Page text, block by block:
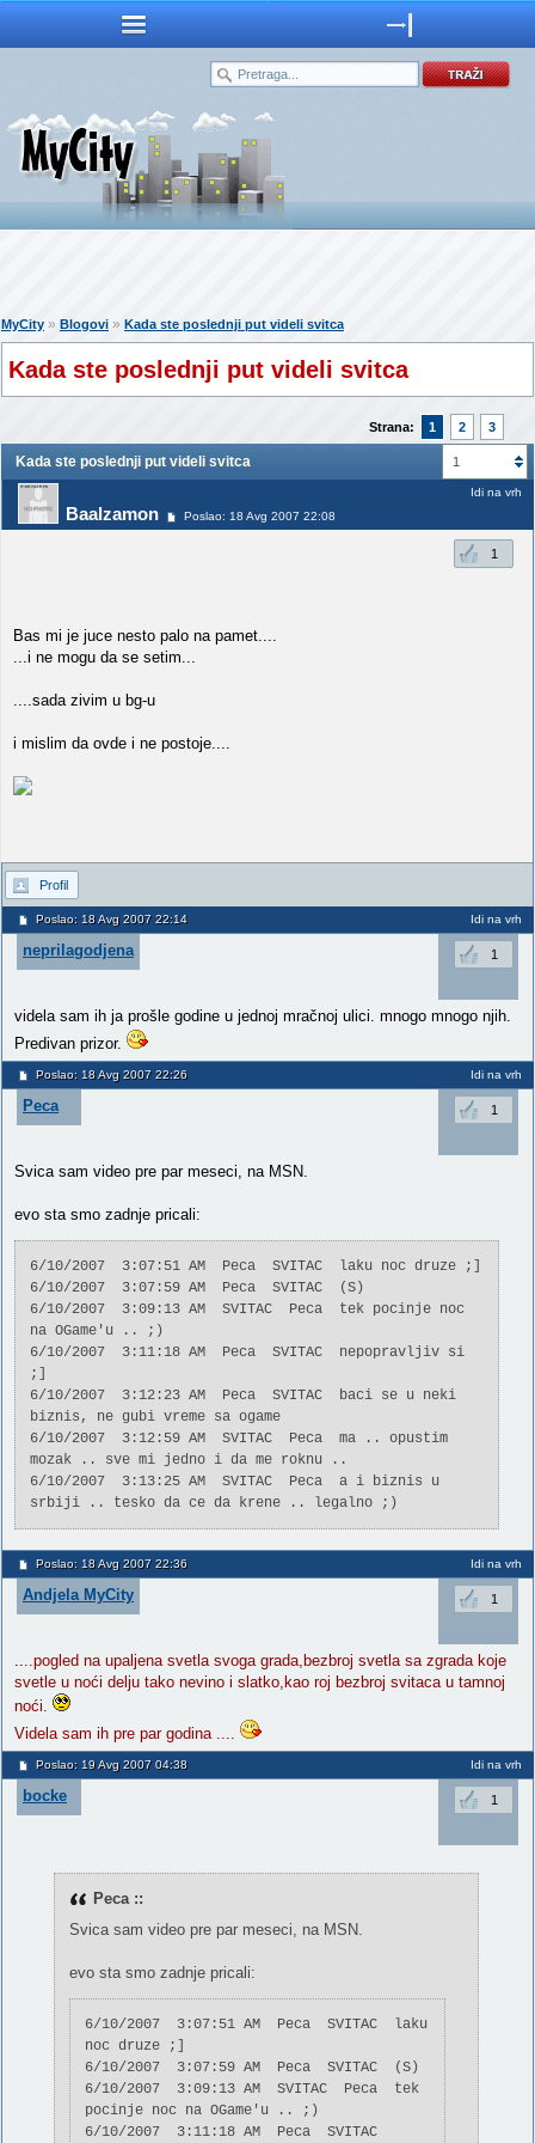
MyCity » Blogovi » Kada ste poslednji put videli svitca
Kada ste poslednji put videli svitca
Strana: 1 2 3
1
Kada ste poslednji put videli svitca
Baalzamon Poslao: 18 Avg 2007 22:08
Idi na vrh
1
Bas mi je juce nesto palo na pamet....
...i ne mogu da se setim...
....sada zivim u bg-u
i mislim da ovde i ne postoje....
Profil
Poslao: 18 Avg 2007 22:14 Idi na vrh
neprilagodjena 1
videla sam ih ja prošle godine u jednoj mračnoj ulici. mnogo mnogo njih.
Predivan prizor.
Poslao: 18 Avg 2007 22:26 Idi na vrh
Peca 1
Svica sam video pre par meseci, na MSN.
evo sta smo zadnje pricali:
6/10/2007 3:07:51 AM Peca SVITAC laku noc druze ;]
6/10/2007 3:07:59 AM Peca SVITAC (S)
6/10/2007 3:09:13 AM SVITAC Peca tek pocinje noc
na OGame'u .. ;)
6/10/2007 3:11:18 AM Peca SVITAC nepopravljiv si
;]
6/10/2007 3:12:23 AM Peca SVITAC baci se u neki
biznis, ne gubi vreme sa ogame
6/10/2007 3:12:59 AM SVITAC Peca ma .. opustim
mozak .. sve mi jedno i da me roknu ..
6/10/2007 3:13:25 AM SVITAC Peca a i biznis u
srbiji .. tesko da ce da krene .. legalno ;)
Poslao: 18 Avg 2007 22:36 Idi na vrh
Andjela MyCity 1
....pogled na upaljena svetla svoga grada,bezbroj svetla sa zgrada koje
svetle u noći delju tako nevino i slatko,kao roj bezbroj svitaca u tamnoj
noći.
Videla sam ih pre par godina ....
Poslao: 19 Avg 2007 04:38 Idi na vrh
bocke 1
Peca ::
Svica sam video pre par meseci, na MSN.
evo sta smo zadnje pricali:
6/10/2007 3:07:51 AM Peca SVITAC laku
noc druze ;]
6/10/2007 3:07:59 AM Peca SVITAC (S)
6/10/2007 3:09:13 AM SVITAC Peca tek
pocinje noc na OGame'u .. ;)
6/10/2007 3:11:18 AM Peca SVITAC